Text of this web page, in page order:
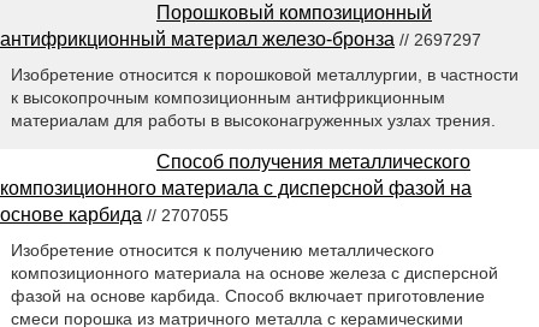
Порошковый композиционный
антифрикционный материал железо-бронза // 2697297
Изобретение относится к порошковой металлургии, в частности
к высокопрочным композиционным антифрикционным
материалам для работы в высоконагруженных узлах трения.
Способ получения металлического
композиционного материала с дисперсной фазой на
основе карбида // 2707055
Изобретение относится к получению металлического
композиционного материала на основе железа с дисперсной
фазой на основе карбида. Способ включает приготовление
смеси порошка из матричного металла с керамическими